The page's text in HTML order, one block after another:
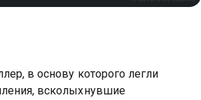
в основу которого легли
всколыхнувшие